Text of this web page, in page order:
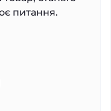
питання.